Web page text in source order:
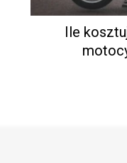
Ile